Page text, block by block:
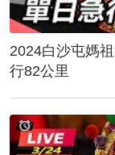
2024白沙屯媽祖
行82公里